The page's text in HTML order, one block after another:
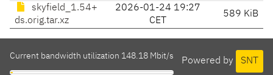
skyfield_1.54+
ds.orig.tar.xz
2026-01-24 19:27
CET
589 KiB
Powered by SNT
Current bandwidth utilization 148.18 Mbit/s